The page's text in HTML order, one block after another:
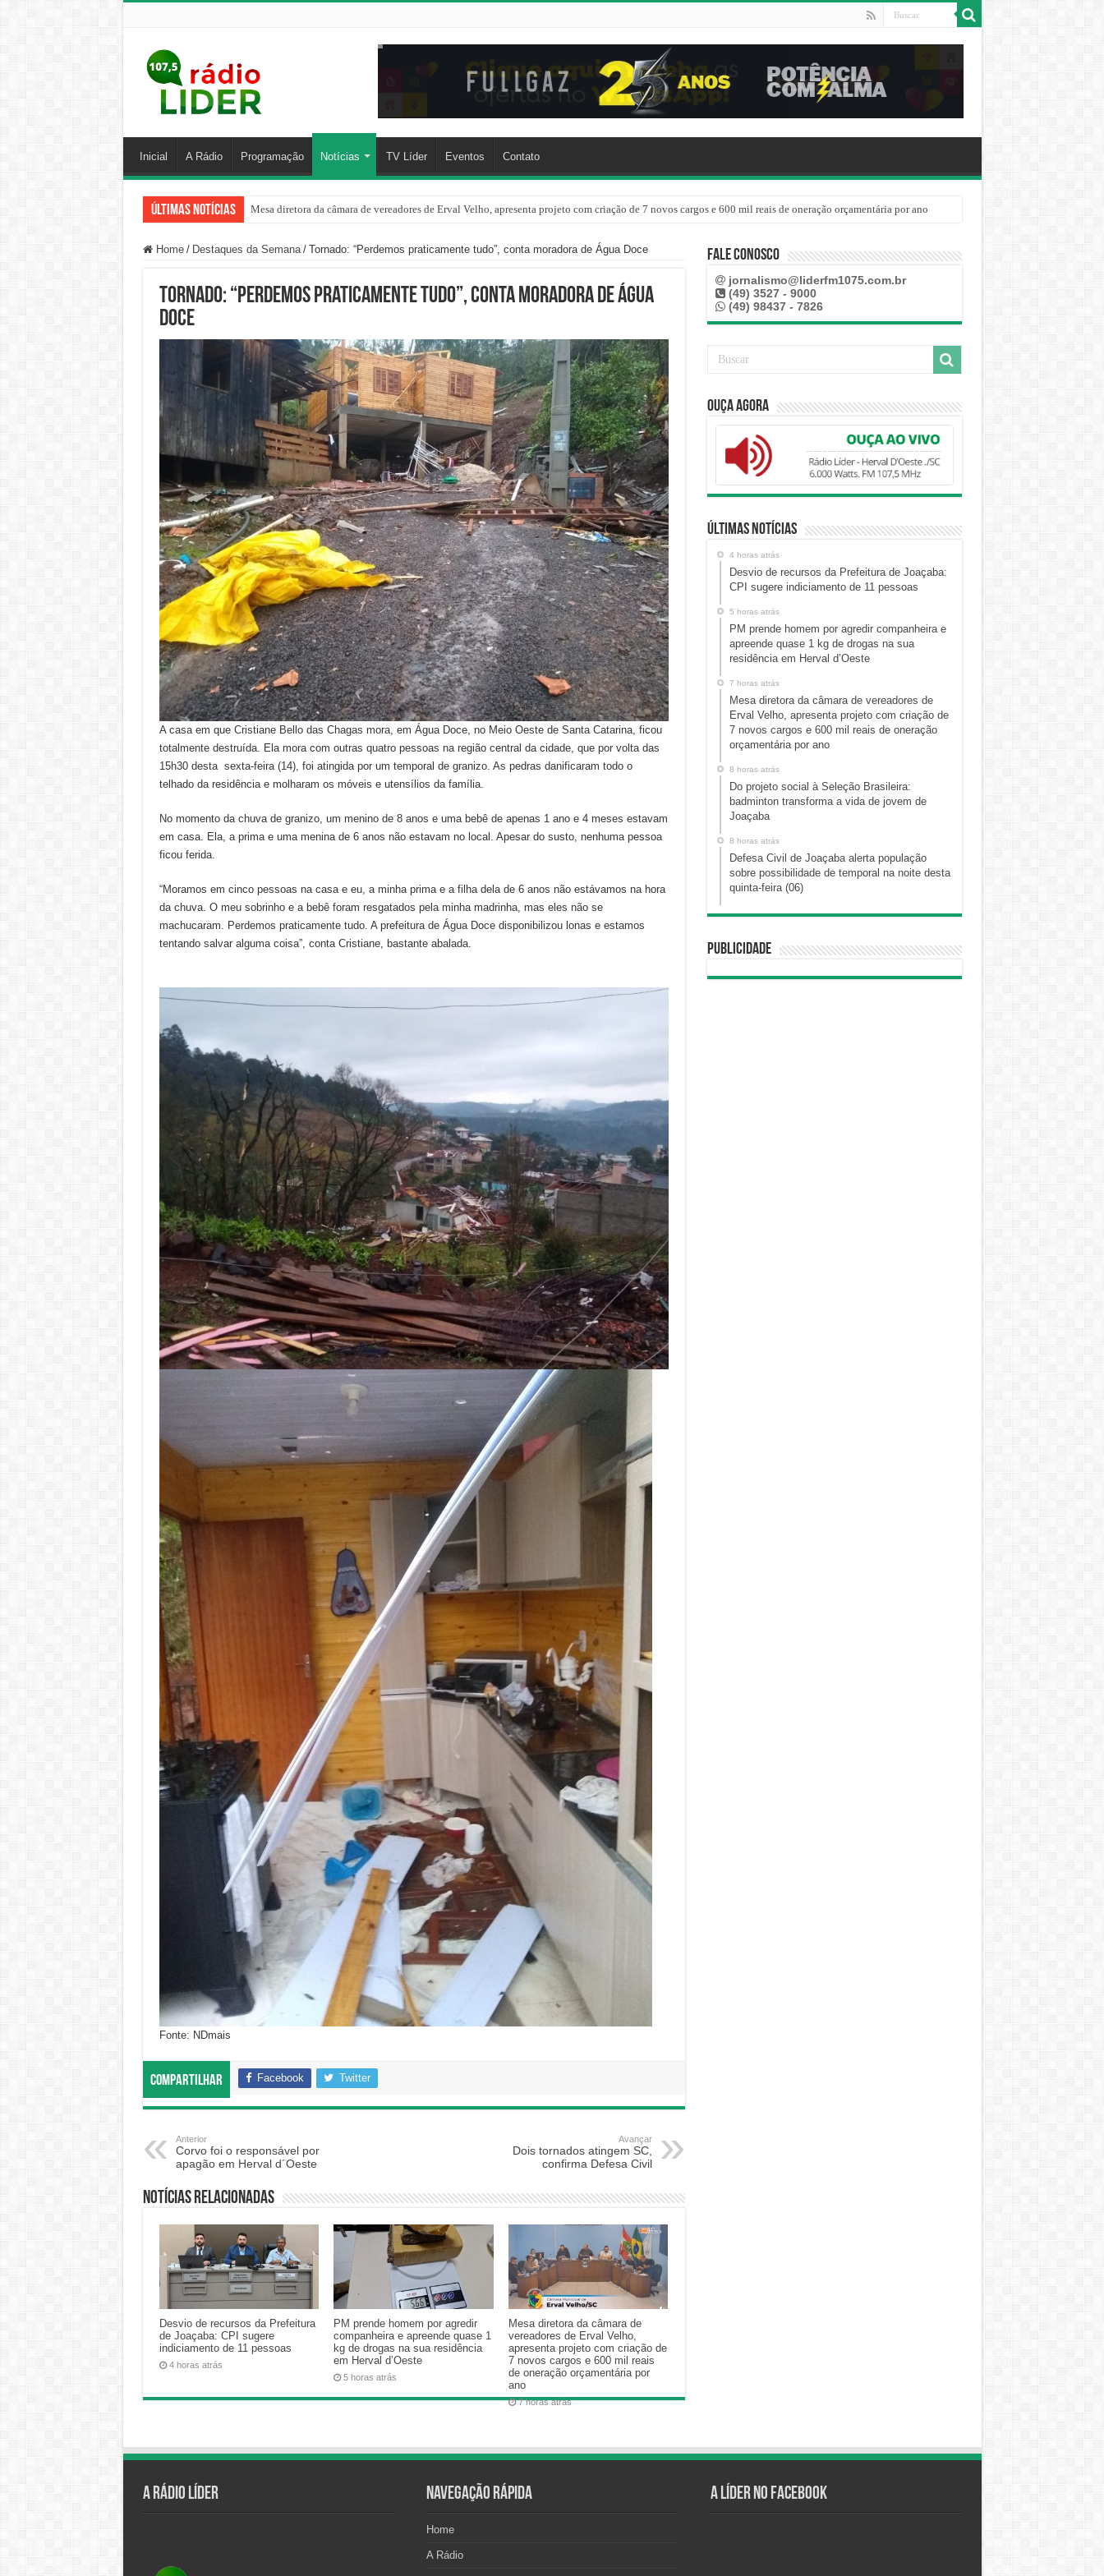
Inicial A Rádio Programação Notícias TV Líder Eventos Contato
Últimas Notícias Mesa diretora da câmara de vereadores de Erval Velho, apresenta projeto com criação de 7 novos cargos e 600 mil reais de oneração orçamentária por ano
Home / Destaques da Semana / Tornado: “Perdemos praticamente tudo”, conta moradora de Água Doce
Tornado: “Perdemos praticamente tudo”, conta moradora de Água
Doce
A casa em que Cristiane Bello das Chagas mora, em Água Doce, no Meio Oeste de Santa Catarina, ficou
totalmente destruída. Ela mora com outras quatro pessoas na região central da cidade, que por volta das
15h30 desta sexta-feira (14), foi atingida por um temporal de granizo. As pedras danificaram todo o
telhado da residência e molharam os móveis e utensílios da família.
No momento da chuva de granizo, um menino de 8 anos e uma bebê de apenas 1 ano e 4 meses estavam
em casa. Ela, a prima e uma menina de 6 anos não estavam no local. Apesar do susto, nenhuma pessoa
ficou ferida.
“Moramos em cinco pessoas na casa e eu, a minha prima e a filha dela de 6 anos não estávamos na hora
da chuva. O meu sobrinho e a bebê foram resgatados pela minha madrinha, mas eles não se
machucaram. Perdemos praticamente tudo. A prefeitura de Água Doce disponibilizou lonas e estamos
tentando salvar alguma coisa”, conta Cristiane, bastante abalada.
Fonte: NDmais
Compartilhar Facebook Twitter
Anterior
Corvo foi o responsável por
apagão em Herval d´Oeste
Avançar
Dois tornados atingem SC,
confirma Defesa Civil
Notícias relacionadas
Desvio de recursos da Prefeitura
de Joaçaba: CPI sugere
indiciamento de 11 pessoas
4 horas atrás
PM prende homem por agredir
companheira e apreende quase 1
kg de drogas na sua residência
em Herval d’Oeste
5 horas atrás
Mesa diretora da câmara de
vereadores de Erval Velho,
apresenta projeto com criação de
7 novos cargos e 600 mil reais
de oneração orçamentária por
ano
7 horas atrás
Fale Conosco
jornalismo@liderfm1075.com.br
(49) 3527 - 9000
(49) 98437 - 7826
Ouça Agora
Últimas Notícias
4 horas atrás
Desvio de recursos da Prefeitura de Joaçaba:
CPI sugere indiciamento de 11 pessoas
5 horas atrás
PM prende homem por agredir companheira e
apreende quase 1 kg de drogas na sua
residência em Herval d’Oeste
7 horas atrás
Mesa diretora da câmara de vereadores de
Erval Velho, apresenta projeto com criação de
7 novos cargos e 600 mil reais de oneração
orçamentária por ano
8 horas atrás
Do projeto social à Seleção Brasileira:
badminton transforma a vida de jovem de
Joaçaba
8 horas atrás
Defesa Civil de Joaçaba alerta população
sobre possibilidade de temporal na noite desta
quinta-feira (06)
Publicidade
A Rádio Líder Navegação Rápida
Home
A Rádio
A Líder no Facebook